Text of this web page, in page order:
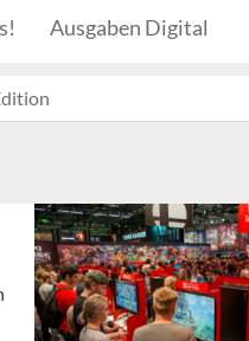
Ausgaben Digital